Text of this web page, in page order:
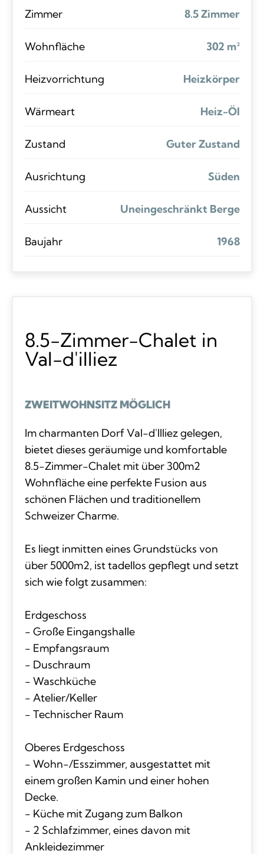
Zimmer 8.5 Zimmer
Wohnfläche 302 m²
Heizvorrichtung Heizkörper
Wärmeart Heiz-Öl
Zustand Guter Zustand
Ausrichtung Süden
Aussicht Uneingeschränkt Berge
Baujahr 1968
8.5-Zimmer-Chalet in
Val-d'illiez
ZWEITWOHNSITZ MÖGLICH
Im charmanten Dorf Val-d'Illiez gelegen,
bietet dieses geräumige und komfortable
8.5-Zimmer-Chalet mit über 300m2
Wohnfläche eine perfekte Fusion aus
schönen Flächen und traditionellem
Schweizer Charme.
Es liegt inmitten eines Grundstücks von
über 5000m2, ist tadellos gepflegt und setzt
sich wie folgt zusammen:
Erdgeschoss
- Große Eingangshalle
- Empfangsraum
- Duschraum
- Waschküche
- Atelier/Keller
- Technischer Raum
Oberes Erdgeschoss
- Wohn-/Esszimmer, ausgestattet mit
einem großen Kamin und einer hohen
Decke.
- Küche mit Zugang zum Balkon
- 2 Schlafzimmer, eines davon mit
Ankleidezimmer